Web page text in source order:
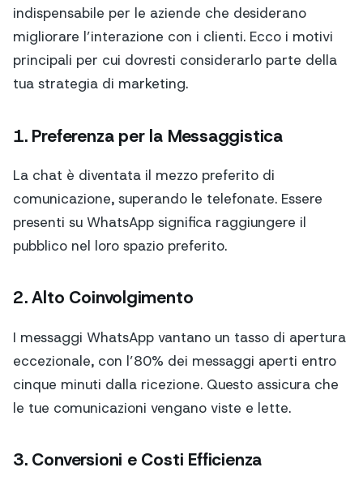
indispensabile per le aziende che desiderano
migliorare l’interazione con i clienti. Ecco i motivi
principali per cui dovresti considerarlo parte della
tua strategia di marketing.
1. Preferenza per la Messaggistica
La chat è diventata il mezzo preferito di
comunicazione, superando le telefonate. Essere
presenti su WhatsApp significa raggiungere il
pubblico nel loro spazio preferito.
2. Alto Coinvolgimento
I messaggi WhatsApp vantano un tasso di apertura
eccezionale, con l’80% dei messaggi aperti entro
cinque minuti dalla ricezione. Questo assicura che
le tue comunicazioni vengano viste e lette.
3. Conversioni e Costi Efficienza